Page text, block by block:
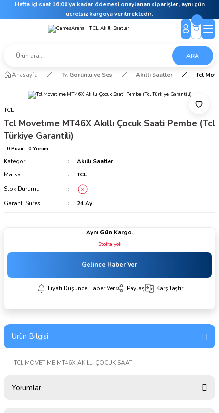
Hafta içi saat 16:00’ya kadar ödemesi onaylanan siparişler, aynı gün
ücretsiz kargoya verilmektedir.
ARA
Anasayfa Tv, Görüntü ve Ses Akıllı Saatler Tcl
TCL
Tcl Movetıme MT46X Akıllı Çocuk Saati Pembe (Tcl
Türkiye Garantili)
0 Puan - 0 Yorum
Kategori
Akıllı Saatler
Marka
TCL
Stok Durumu
Garanti Süresi
24 Ay
Aynı Gün Kargo.
Stokta yok
Gelince Haber Ver
Fiyatı Düşünce Haber Ver Paylaş Karşılaştır
Ürün Bilgisi
TCL MOVETIME MT46X AKILLI ÇOCUK SAATİ
Yorumlar